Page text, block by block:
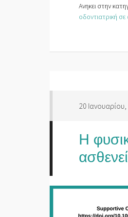
Ανηκει στην
οδοντιατρική
20
Η